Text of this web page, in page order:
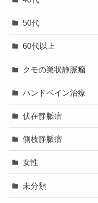
50代
60代以上
クモの巣状静脈瘤
ハンドベイン治療
伏在静脈瘤
側枝静脈瘤
女性
未分類